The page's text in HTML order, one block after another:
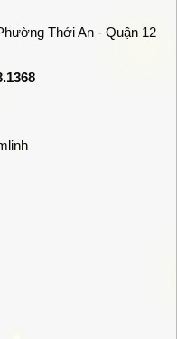
Thới An - Quận 12